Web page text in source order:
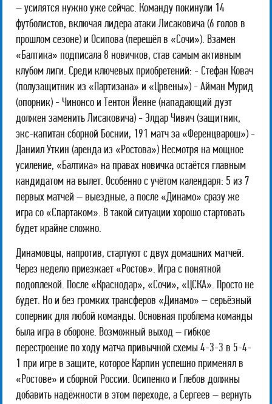
– усилятся нужно уже сейчас. Команду покинули 14
футболистов, включая лидера атаки Лисаковича (6 голов в
прошлом сезоне) и Осипова (перешёл в «Сочи»). Взамен
«Балтика» подписала 8 новичков, став самым активным
клубом лиги. Среди ключевых приобретений: - Стефан Ковач
(полузащитник из «Партизана» и «Црвены») - Айман Мурид
(опорник) - Чинонсо и Тентон Йенне (нападающий дуэт
должен заменить Лисаковича) - Элдар Чивич (защитник,
экс-капитан сборной Боснии, 191 матч за «Ференцварош») -
Даниил Уткин (аренда из «Ростова») Несмотря на мощное
усиление, «Балтика» на правах новичка остаётся главным
кандидатом на вылет. Особенно с учётом календаря: 5 из 7
первых матчей – выездные, а после «Динамо» сразу же
игра со «Спартаком». В такой ситуации хорошо стартовать
будет крайне сложно.
Динамовцы, напротив, стартуют с двух домашних матчей.
Через неделю приезжает «Ростов». Игра с понятной
подоплекой. После «Краснодар», «Сочи», «ЦСКА». Просто не
будет. Но и без громких трансферов «Динамо» – серьёзный
соперник для любой команды. Основная проблема команды
была игра в обороне. Возможный выход – гибкое
перестроение по ходу матча привычной схемы 4-3-3 в 5-4-
1 при игре в защите, которое Карпин успешно применял в
«Ростове» и сборной России. Осипенко и Глебов должны
добавить надёжности в этом переходе, а Сергеев – вернуть